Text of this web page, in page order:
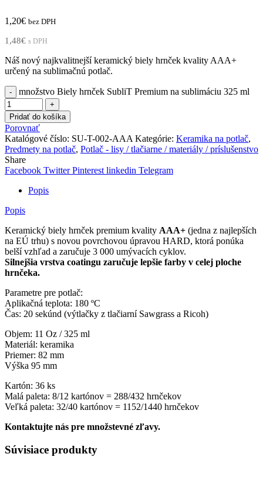
1,20€ bez DPH
1,48€ s DPH
Náš nový najkvalitnejší keramický biely hrnček kvality AAA+
určený na sublimačnú potlač.
množstvo Biely hrnček SubliT Premium na sublimáciu 325 ml
Pridať do košíka
Porovnať
Katalógové číslo: SU-T-002-AAA Kategórie: Keramika na potlač,
Predmety na potlač, Potlač - lisy / tlačiarne / materiály / príslušenstvo
Share
Facebook Twitter Pinterest linkedin Telegram
Popis
Popis
Keramický biely hrnček premium kvality AAA+ (jedna z najlepších
na EÚ trhu) s novou povrchovou úpravou HARD, ktorá ponúka
belší vzhľad a zaručuje 3 000 umývacích cyklov.
Silnejšia vrstva coatingu zaručuje lepšie farby v celej ploche
hrnčeka.
Parametre pre potlač:
Aplikačná teplota: 180 ºC
Čas: 20 sekúnd (výtlačky z tlačiarní Sawgrass a Ricoh)
Objem: 11 Oz / 325 ml
Materiál: keramika
Priemer: 82 mm
Výška 95 mm
Kartón: 36 ks
Malá paleta: 8/12 kartónov = 288/432 hrnčekov
Veľká paleta: 32/40 kartónov = 1152/1440 hrnčekov
Kontaktujte nás pre množstevné zľavy.
Súvisiace produkty